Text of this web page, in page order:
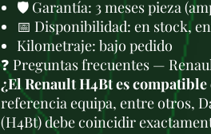
🛡️ Garantía: 3 meses pieza
📅 Disponibilidad: en stock,
Kilometraje: bajo pedido
❓ Preguntas frecuentes —
¿El Renault H4Bt es
referencia equipa, entre otros,
(H4Bt) debe coincidir